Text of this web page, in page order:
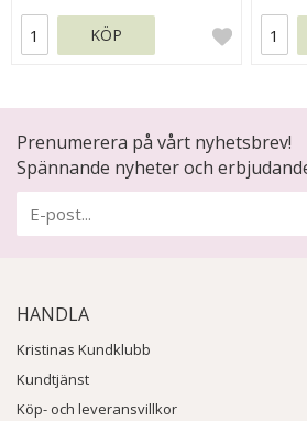
KÖP
Prenumerera på vårt nyhetsbrev!
Spännande nyheter och
HANDLA
Kristinas Kundklubb
Kundtjänst
Köp- och leveransvillkor